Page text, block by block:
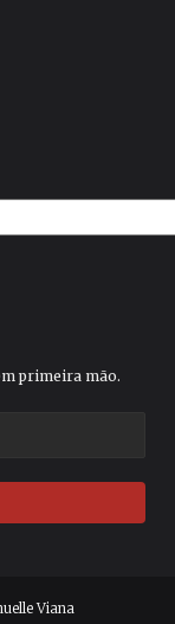
primeira mão.
Viana